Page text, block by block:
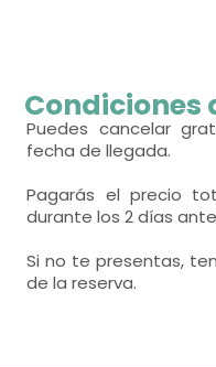
- cama litera para
habitación con
- cama litera para
- aseo
- incluye: wc,
Condiciones
Puedes cancelar
fecha de llegada.
Pagarás el precio
durante los 2 días
Si no te presentas,
de la reserva.